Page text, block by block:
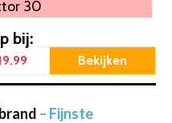
30
bij:
Bekijken
– Fijnste